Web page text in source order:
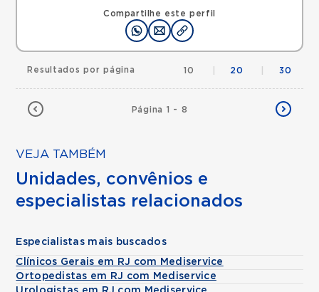
Compartilhe este perfil
Página 1 - 8
Resultados por página 10 20 30
VEJA TAMBÉM
Unidades, convênios e
especialistas relacionados
Especialistas mais buscados
Clínicos Gerais em RJ com Mediservice
Ortopedistas em RJ com Mediservice